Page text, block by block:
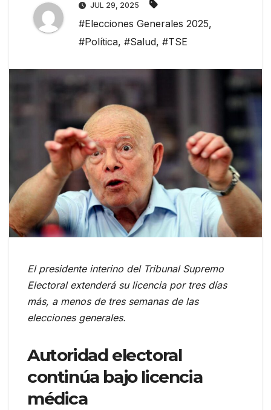
JUL 29, 2025
#Elecciones Generales 2025,
#Política, #Salud, #TSE
El presidente interino del Tribunal Supremo
Electoral extenderá su licencia por tres días
más, a menos de tres semanas de las
elecciones generales.
Autoridad electoral
continúa bajo licencia
médica